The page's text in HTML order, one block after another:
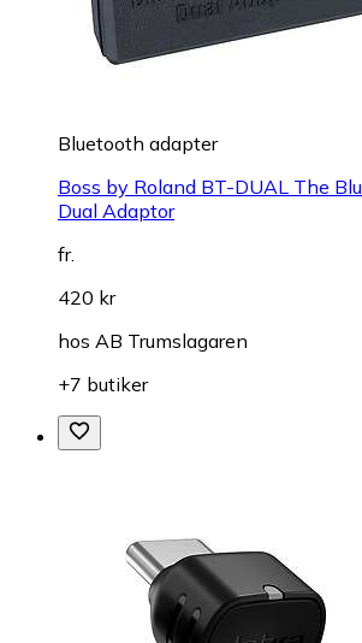
Bluetooth adapter
Boss by Roland BT-DUAL The
Dual Adaptor
fr.
420 kr
hos AB Trumslagaren
+7 butiker